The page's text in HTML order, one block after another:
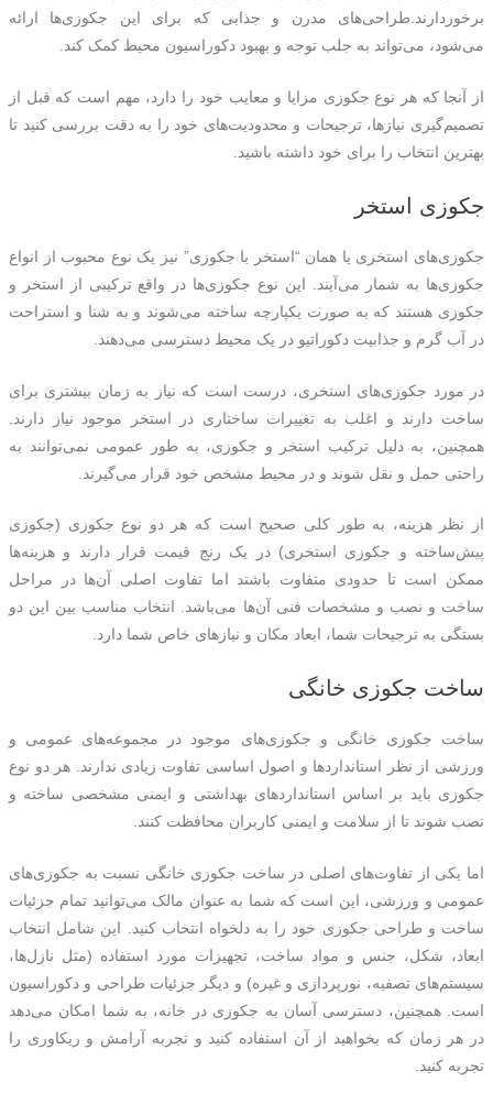
برخوردارند.طراحی‌های مدرن و جذابی که برای این جکوزی‌ها ارائه
می‌شود، می‌تواند به جلب توجه و بهبود دکوراسیون محیط کمک کند.
از آنجا که هر نوع جکوزی مزایا و معایب خود را دارد، مهم است که قبل از
تصمیم‌گیری نیازها، ترجیحات و محدودیت‌های خود را به دقت بررسی کنید تا
بهترین انتخاب را برای خود داشته باشید.
جکوزی استخر
جکوزی‌های استخری یا همان “استخر با جکوزی” نیز یک نوع محبوب از انواع
جکوزی‌ها به شمار می‌آیند. این نوع جکوزی‌ها در واقع ترکیبی از استخر و
جکوزی هستند که به صورت یکپارچه ساخته می‌شوند و به شنا و استراحت
در آب گرم و جذابیت دکوراتیو در یک محیط دسترسی می‌دهند.
در مورد جکوزی‌های استخری، درست است که نیاز به زمان بیشتری برای
ساخت دارند و اغلب به تغییرات ساختاری در استخر موجود نیاز دارند.
همچنین، به دلیل ترکیب استخر و جکوزی، به طور عمومی نمی‌توانند به
راحتی حمل و نقل شوند و در محیط مشخص خود قرار می‌گیرند.
از نظر هزینه، به طور کلی صحیح است که هر دو نوع جکوزی (جکوزی
پیش‌ساخته و جکوزی استخری) در یک رنج قیمت قرار دارند و هزینه‌ها
ممکن است تا حدودی متفاوت باشند اما تفاوت اصلی آن‌ها در مراحل
ساخت و نصب و مشخصات فنی آن‌ها می‌باشد. انتخاب مناسب بین این دو
بستگی به ترجیحات شما، ابعاد مکان و نیازهای خاص شما دارد.
ساخت جکوزی خانگی
ساخت جکوزی خانگی و جکوزی‌های موجود در مجموعه‌های عمومی و
ورزشی از نظر استانداردها و اصول اساسی تفاوت زیادی ندارند. هر دو نوع
جکوزی باید بر اساس استانداردهای بهداشتی و ایمنی مشخصی ساخته و
نصب شوند تا از سلامت و ایمنی کاربران محافظت کنند.
اما یکی از تفاوت‌های اصلی در ساخت جکوزی خانگی نسبت به جکوزی‌های
عمومی و ورزشی، این است که شما به عنوان مالک می‌توانید تمام جزئیات
ساخت و طراحی جکوزی خود را به دلخواه انتخاب کنید. این شامل انتخاب
ابعاد، شکل، جنس و مواد ساخت، تجهیزات مورد استفاده (مثل نازل‌ها،
سیستم‌های تصفیه، نورپردازی و غیره) و دیگر جزئیات طراحی و دکوراسیون
است. همچنین، دسترسی آسان به جکوزی در خانه، به شما امکان می‌دهد
در هر زمان که بخواهید از آن استفاده کنید و تجربه آرامش و ریکاوری را
تجربه کنید.